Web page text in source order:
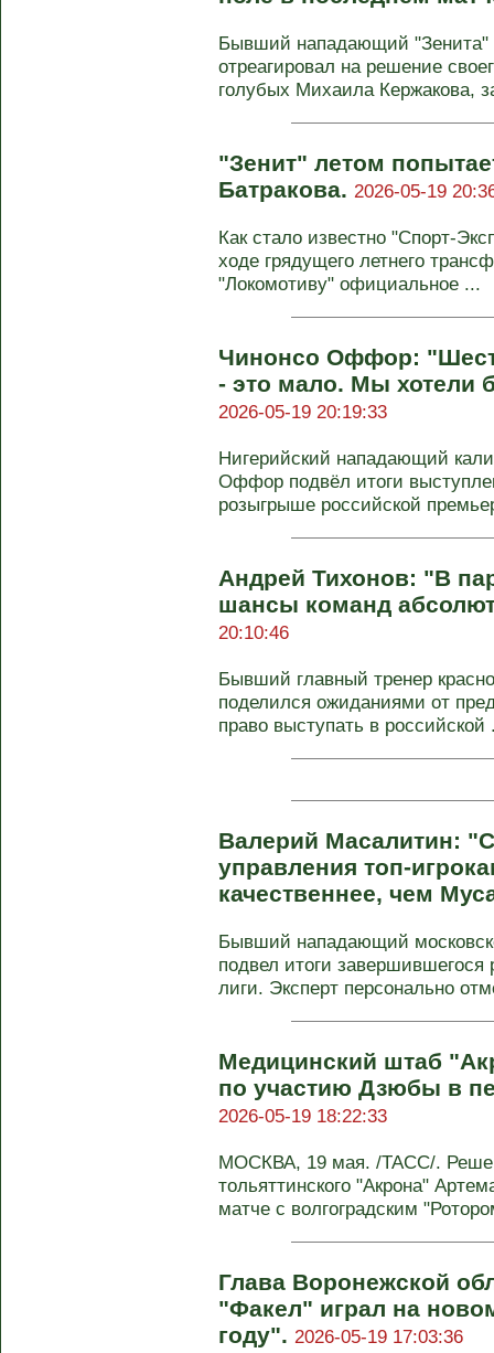
Бывший нападающий "Зенита"
отреагировал на решение
голубых Михаила Кержакова,
"Зенит" летом
Батракова. 2026-05-19
Как стало известно "Спорт-
ходе грядущего летнего
"Локомотиву" официальное ...
Чинонсо Оффор:
- это мало. Мы хотели
2026-05-19 20:19:33
Нигерийский нападающий
Оффор подвёл итоги
розыгрыше российской
Андрей Тихонов: "В
шансы команд
20:10:46
Бывший главный тренер
поделился ожиданиями от
право выступать в российской
Валерий Масалитин:
управления топ-
качественнее, чем
Бывший нападающий
подвел итоги
лиги. Эксперт персонально
Медицинский штаб
по участию Дзюбы в
2026-05-19 18:22:33
МОСКВА, 19 мая. /ТАСС/.
тольяттинского "Акрона"
матче с волгоградским
Глава Воронежской
"Факел" играл на
году". 2026-05-19 17:03:36